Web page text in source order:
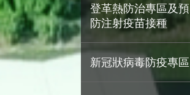
登革熱防治專區及預
防注射疫苗接種
新冠狀病毒防疫專區